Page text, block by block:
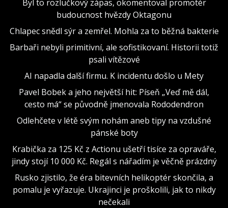
Byl to rozlučkový zápas, okomentoval promotér
budoucnost hvězdy Oktagonu
Chlapec snědl sýr a zemřel. Mohla za to běžná bakterie
Barbaři nebyli primitivní, ale sofistikovaní. Historii totiž
psali vítězové
AI napadla další firmu. K incidentu došlo u Mety
Pavel Bobek a jeho největší hit: Píseň „Veď mě dál,
cesto má“ se původně jmenovala Rododendron
Odlehčete v létě svým nohám aneb tipy na vzdušné
pánské boty
Krabička za 125 Kč z Actionu ušetří tisíce za opraváře,
jindy stojí 10 000 Kč. Regál s nářadím je věčně prázdný
Rusko zjistilo, že éra bitevních helikoptér skončila, a
pomalu je vyřazuje. Ukrajinci je proškolili, jak to nikdy
nečekali